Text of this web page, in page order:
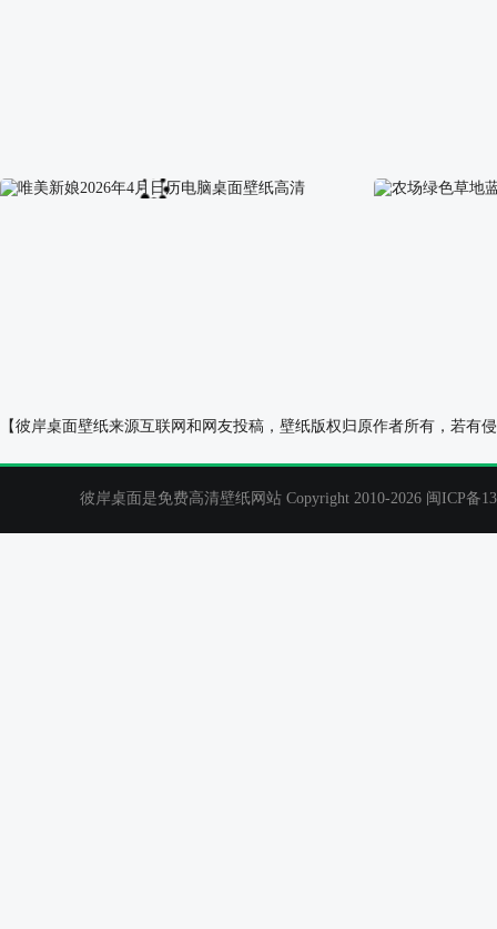
清新海边风景2025年2月日历电脑桌面壁纸 小清新油菜花
【彼岸桌面壁纸来源互联网和网友投稿，壁纸版权归原作者所有，若
彼岸桌面是免费高清壁纸网站 Copyright 2010-2026 闽ICP备